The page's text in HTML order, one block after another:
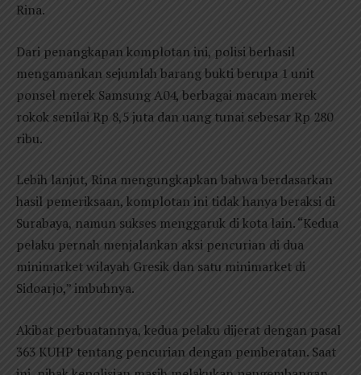
Rina.
Dari penangkapan komplotan ini, polisi berhasil
mengamankan sejumlah barang bukti berupa 1 unit
ponsel merek Samsung A04, berbagai macam merek
rokok senilai Rp 8,5 juta dan uang tunai sebesar Rp 280
ribu.
Lebih lanjut, Rina mengungkapkan bahwa berdasarkan
hasil pemeriksaan, komplotan ini tidak hanya beraksi di
Surabaya, namun sukses menggaruk di kota lain. “Kedua
pelaku pernah menjalankan aksi pencurian di dua
minimarket wilayah Gresik dan satu minimarket di
Sidoarjo,” imbuhnya.
Akibat perbuatannya, kedua pelaku dijerat dengan pasal
363 KUHP tentang pencurian dengan pemberatan. Saat